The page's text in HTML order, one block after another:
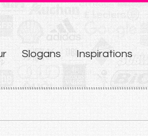
Slogans Inspirations